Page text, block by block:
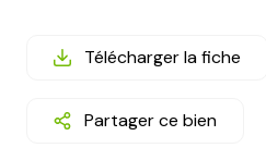
son
Télécharger la fiche
Partager ce bien